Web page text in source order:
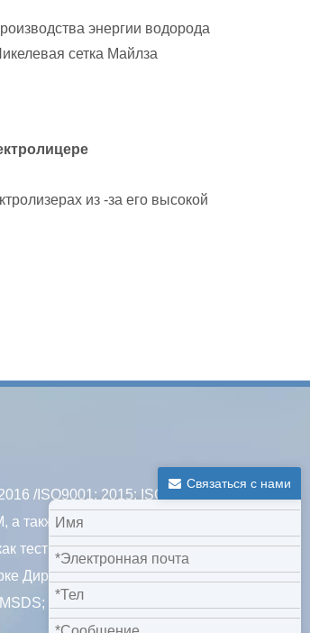
энергии водорода
сетка Майлза
из -за его высокой
/ISO9001: 2015; ISO
а также некоторые
тест сетки с ячечкой из
Директивы ROHS, отчет о
и т. д.
Связаться с нами